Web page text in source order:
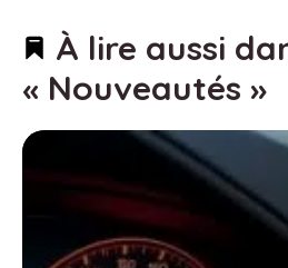
À lire aussi
« Nouveautés »